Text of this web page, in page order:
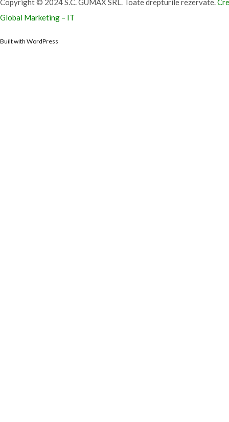
Copyright © 2024 S.C. GUMAX SRL. Toate drepturile rezervate.
Global Marketing – IT
Built with WordPress